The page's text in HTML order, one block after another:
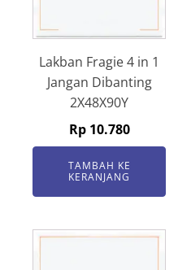
Lakban Fragie 4 in 1
Jangan Dibanting
2X48X90Y
Rp10.780
TAMBAH KE
KERANJANG